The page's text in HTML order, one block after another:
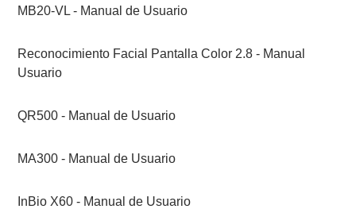
MB20-VL - Manual de Usuario
Reconocimiento Facial Pantalla Color 2.8 - Manual
Usuario
QR500 - Manual de Usuario
MA300 - Manual de Usuario
InBio X60 - Manual de Usuario